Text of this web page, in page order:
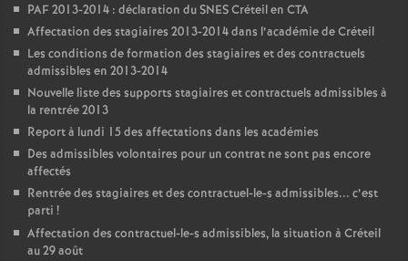
PAF2013-2014 : déclaration duSNESCréteil en CTA
Affectation des stagiaires 2013-2014 dans l’académie de Créteil
Les conditions de formation des stagiaires et des contractuels
admissibles en 2013-2014
Nouvelle liste des supports stagiaires et contractuels admissibles à
la rentrée 2013
Report à lundi 15 des affectations dans les académies
Des admissibles volontaires pour un contrat ne sont pas encore
affectés
Rentrée des stagiaires et des contractuel-le-s admissibles... c’est
parti !
Affectation des contractuel-le-s admissibles, la situation à Créteil
au 29 août